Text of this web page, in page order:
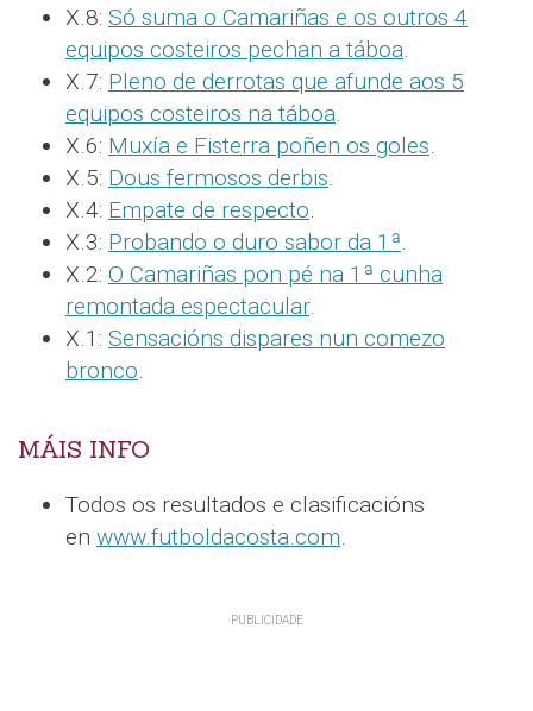
X.8: Só suma o Camariñas e os outros 4
equipos costeiros pechan a táboa.
X.7: Pleno de derrotas que afunde aos 5
equipos costeiros na táboa.
X.6: Muxía e Fisterra poñen os goles.
X.5: Dous fermosos derbis.
X.4: Empate de respecto.
X.3: Probando o duro sabor da 1ª.
X.2: O Camariñas pon pé na 1ª cunha
remontada espectacular.
X.1: Sensacións dispares nun comezo
bronco.
MÁIS INFO
Todos os resultados e clasificacións
en www.futboldacosta.com.